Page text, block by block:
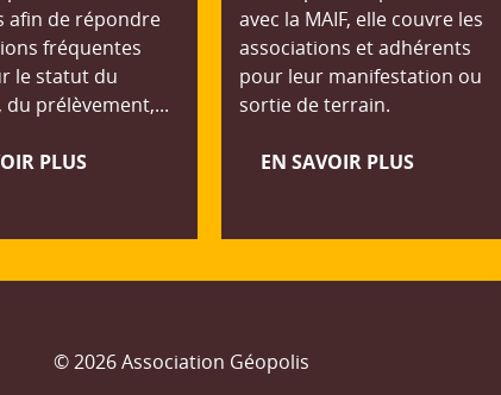
afin de répondre
fréquentes
le statut du
du prélèvement,...
PLUS
avec la MAIF, elle couvre les
associations et adhérents
pour leur manifestation ou
sortie de terrain.
EN SAVOIR PLUS
© 2026 Association Géopolis